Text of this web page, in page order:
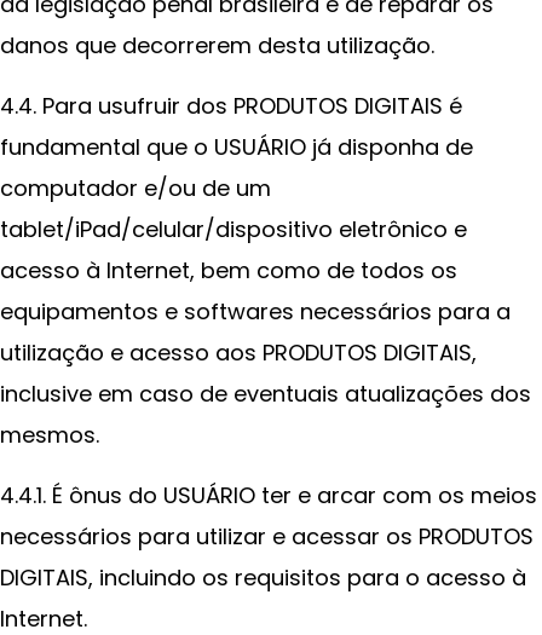
danos que decorrerem desta utilização.
4.4. Para usufruir dos PRODUTOS DIGITAIS é
fundamental que o USUÁRIO já disponha de
computador e/ou de um
tablet/iPad/celular/dispositivo eletrônico e
acesso à Internet, bem como de todos os
equipamentos e softwares necessários para a
utilização e acesso aos PRODUTOS DIGITAIS,
inclusive em caso de eventuais atualizações dos
mesmos.
4.4.1. É ônus do USUÁRIO ter e arcar com os meios
necessários para utilizar e acessar os PRODUTOS
DIGITAIS, incluindo os requisitos para o acesso à
Internet.